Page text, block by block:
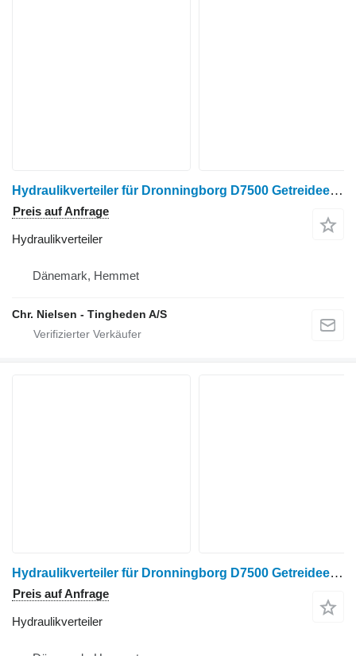
Hydraulikverteiler für Dronningborg D7500 Getreideernter
Preis auf Anfrage
Hydraulikverteiler
Dänemark, Hemmet
Chr. Nielsen - Tingheden A/S
Hydraulikverteiler für Dronningborg D7500 Getreideernter
Preis auf Anfrage
Hydraulikverteiler